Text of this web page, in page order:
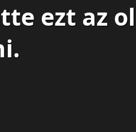
ezt az